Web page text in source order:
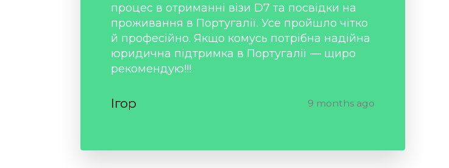
процес в отриманні візи D7 та посвідки на
проживання в Португалії. Усе пройшло чітко
й професійно. Якщо комусь потрібна надійна
юридична підтримка в Португалії — щиро
рекомендую!!!
Ігор 9 months ago